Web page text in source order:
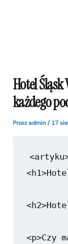
Hotel
każdego
Przezadmin/ 17
<p>Czy